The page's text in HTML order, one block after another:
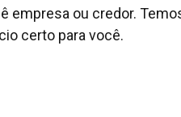
empresa ou credor.
certo para você.